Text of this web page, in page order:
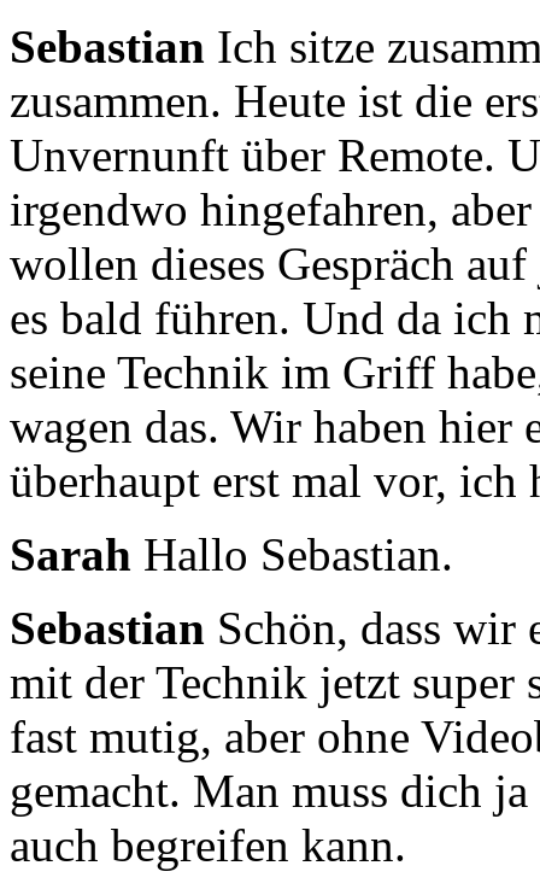
Sebastian Ich sitze
zusammen. Heute ist die
Unvernunft über Remote.
irgendwo hingefahren,
wollen dieses Gespräch
es bald führen. Und da ich
seine Technik im Griff
wagen das. Wir haben hier
überhaupt erst mal vor, ich
Sarah Hallo Sebastian.
Sebastian Schön, dass wir
mit der Technik jetzt
fast mutig, aber ohne
gemacht. Man muss dich
auch begreifen kann.